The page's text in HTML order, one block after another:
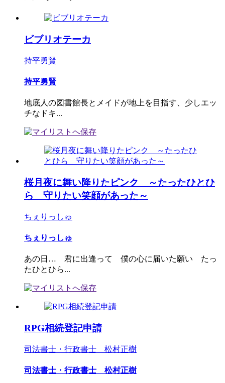
ビブリオテーカ
持平勇賢
持平勇賢
地底人の図書館長とメイドが地上を目指す、少しエッ
チなドキ...
桜月夜に舞い降りたピンク ～たったひとひ
ら 守りたい笑顔があった～
ちぇりっしゅ
ちぇりっしゅ
あの日… 君に出逢って 僕の心に届いた願い たっ
たひとひら...
RPG相続登記申請
司法書士・行政書士 松村正樹
司法書士・行政書士 松村正樹